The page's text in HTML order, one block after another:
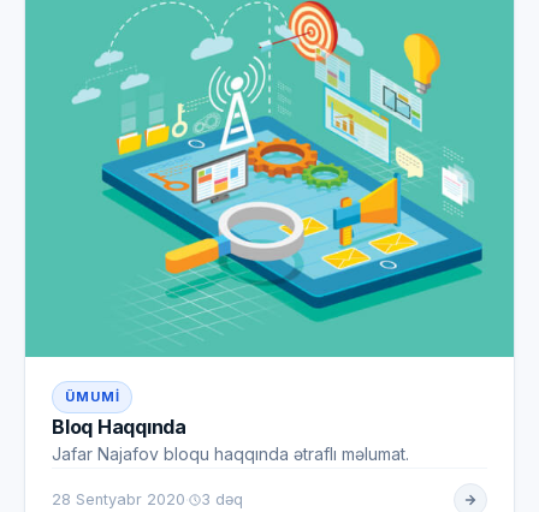
ÜMUMI
Bloq Haqqında
Jafar Najafov bloqu haqqında ətraflı məlumat.
28 Sentyabr 2020· 3 dəq